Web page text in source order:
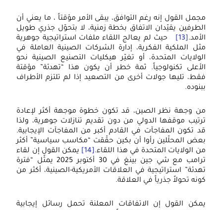
مجمل القول إنه رغم التوافق، يبقى الأمر مؤقتاً ، ما يعني أن
الطرفين يقيّدان الاتفاق بخطة زمنية، لا بتحوّل جذري طويل
الأمد.[13]
حيث لم يعالج اللقاء ملفات استراتيجية جوهرية
مثل الملكية الفكرية، إدارة الشركات الصينية العاملة في
الولايات المتحدة، أو تغيّر هيكليات التصنيع الصينية نحو
الأعلى تكنولوجياً. ثمة خطر أن يكون هذا “تهدئة” مؤقتة
فقط، تليها جولات أخرى من التصعيد إذا لم تلتزم الأطراف
ببنوده.
من وجهة نظر الصين، قد تكون خطوة موجهة أكثر لإعادة
ترتيب موقفها الدولي من دون تقديم تنازلات جوهرية، ولذا
قد تكون المفاجآت في القادم أكبر من المفاجآت الإيجابية.
بعض المحلّلين رأوا أن بكين حقّقت “مكاسب سياسية” أكثر
من الولايات المتحدة في هذا اللقاء.[14]
يمكن القول إن لقاء
ترامب مع شي جين بينغ في 30 أكتوبر 2025 يمثّل “فترة
تهدئة” استراتيجية في العلاقات الأمريكية-الصينية، أكثر من
كونه تحولاً جذرياً في العلاقة.
يمكن القول إن الاتفاقات المعلنة تحمل رسائل إيجابية